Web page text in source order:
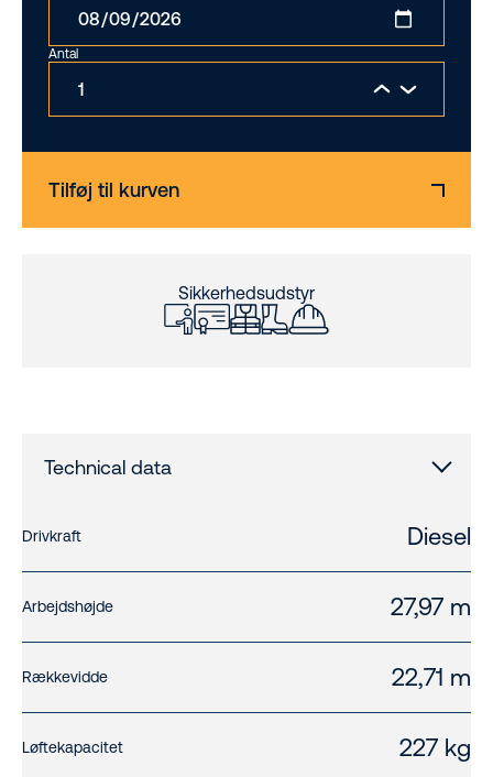
Antal
Tilføj til kurven
Sikkerhedsudstyr
Technical data
Drivkraft Diesel
Arbejdshøjde 27,97 m
Rækkevidde 22,71 m
Løftekapacitet 227 kg